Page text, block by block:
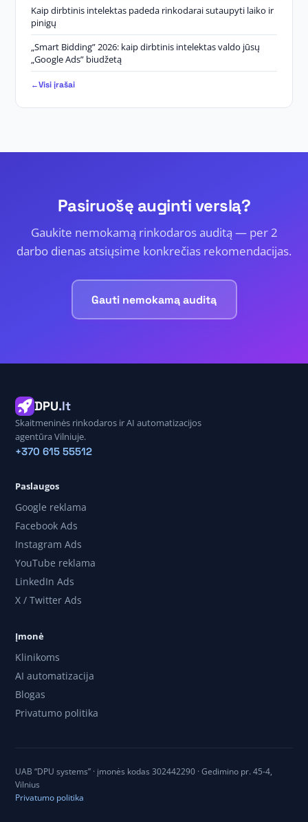
Kaip dirbtinis intelektas padeda rinkodarai sutaupyti laiko ir
pinigų
„Smart Bidding” 2026: kaip dirbtinis intelektas valdo jūsų
„Google Ads” biudžetą
Visi įrašai
Pasiruošę auginti verslą?
Gaukite nemokamą rinkodaros auditą — per 2
darbo dienas atsiųsime konkrečias rekomendacijas.
Gauti nemokamą auditą
DPU.lt
Skaitmeninės rinkodaros ir AI automatizacijos
agentūra Vilniuje.
+370 615 55512
Paslaugos
Google reklama
Facebook Ads
Instagram Ads
YouTube reklama
LinkedIn Ads
X / Twitter Ads
Įmonė
Klinikoms
AI automatizacija
Blogas
Privatumo politika
UAB “DPU systems” · įmonės kodas 302442290 · Gedimino pr. 45-4,
Vilnius
Privatumo politika